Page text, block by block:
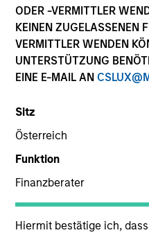
ODER -VERMITTLER
KEINEN ZUGELASSENEN
VERMITTLER WENDEN
UNTERSTÜTZUNG
EINE E-MAIL AN
Sitz
Österreich
Funktion
Finanzberater
Hiermit bestätige ich,
TALES FROM THE
From Electric
China’s Next
Humanoid robots sit at